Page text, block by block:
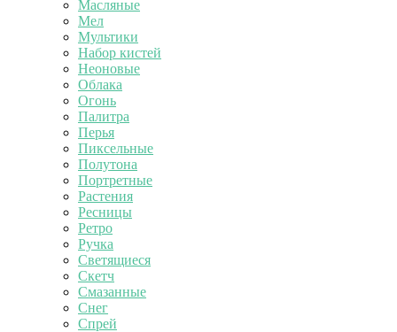
Масляные
Мел
Мультики
Набор кистей
Неоновые
Облака
Огонь
Палитра
Перья
Пиксельные
Полутона
Портретные
Растения
Ресницы
Ретро
Ручка
Светящиеся
Скетч
Смазанные
Снег
Спрей